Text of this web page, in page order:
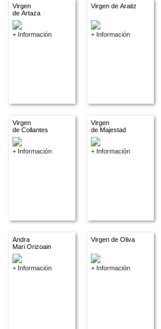
Virgen
de Artaza
+ Información
Virgen de Araitz
+ Información
Virgen
de Collantes
+ Información
Virgen
de Majestad
+ Información
Andra
Mari Orizoain
+ Información
Virgen de Oliva
+ Información